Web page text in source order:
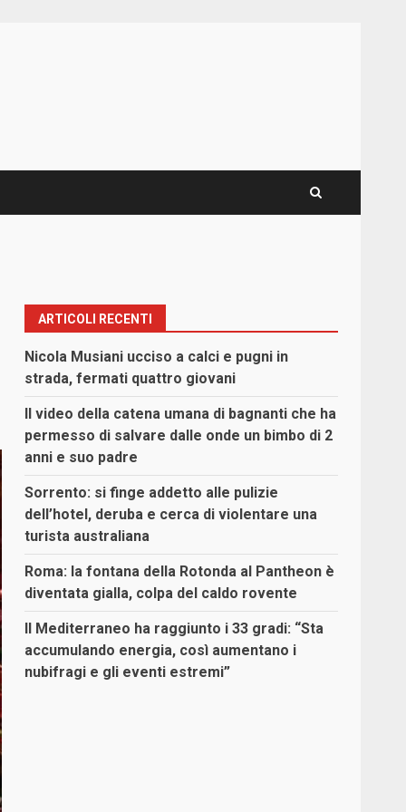
ARTICOLI RECENTI
Nicola Musiani ucciso a calci e pugni in
strada, fermati quattro giovani
Il video della catena umana di bagnanti che ha
permesso di salvare dalle onde un bimbo di 2
anni e suo padre
Sorrento: si finge addetto alle pulizie
dell’hotel, deruba e cerca di violentare una
turista australiana
Roma: la fontana della Rotonda al Pantheon è
diventata gialla, colpa del caldo rovente
Il Mediterraneo ha raggiunto i 33 gradi: “Sta
accumulando energia, così aumentano i
nubifragi e gli eventi estremi”